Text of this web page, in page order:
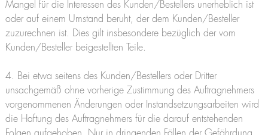
Mangel für die Interessen des Kunden/Bestellers unerheblich ist
oder auf einem Umstand beruht, der dem Kunden/Besteller
zuzurechnen ist. Dies gilt insbesondere bezüglich der vom
Kunden/Besteller beigestellten Teile.
4. Bei etwa seitens des Kunden/Bestellers oder Dritter
unsachgemäß ohne vorherige Zustimmung des Auftragnehmers
vorgenommenen Änderungen oder Instandsetzungsarbeiten wird
die Haftung des Auftragnehmers für die darauf entstehenden